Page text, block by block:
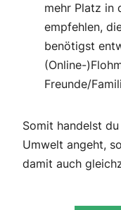
mehr Platz in
empfehlen,
benötigst
(Online-
Freunde/
Somit handelst
Umwelt angeht,
damit auch